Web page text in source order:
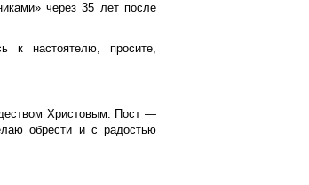
через 35 лет после
настоятелю, просите,
Христовым. Пост —
обрести и с радостью